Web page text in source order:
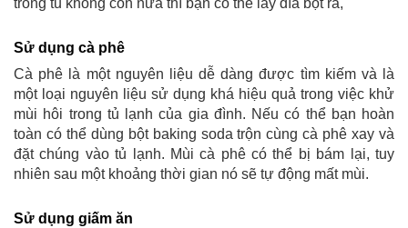
Sử dụng cà phê
Cà phê là một nguyên liệu dễ dàng được tìm kiếm và là
một loại nguyên liệu sử dụng khá hiệu quả trong việc khử
mùi hôi trong tủ lạnh của gia đình. Nếu có thể bạn hoàn
toàn có thể dùng bột baking soda trộn cùng cà phê xay và
đặt chúng vào tủ lạnh. Mùi cà phê có thể bị bám lại, tuy
nhiên sau một khoảng thời gian nó sẽ tự động mất mùi.
Sử dụng giấm ăn